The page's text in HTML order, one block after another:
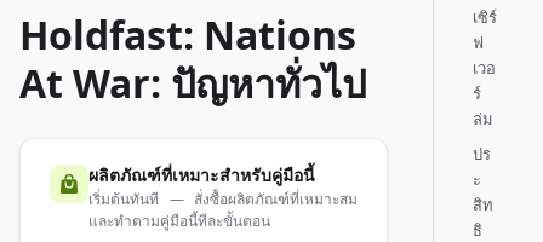
Holdfast: Nations
At War: ปัญหาทั่วไป
ผลิตภัณฑ์ที่เหมาะสำหรับคู่มือนี้
เริ่มต้นทันที — สั่งซื้อผลิตภัณฑ์ที่เหมาะสม
และทำตามคู่มือนี้ทีละขั้นตอน
เซิร์
ฟ
เวอ
ร์
ล่ม
ปร
ะ
สิท
ธิ